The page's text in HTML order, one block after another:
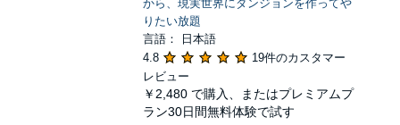
から、現実世界にダンジョンを作ってや
りたい放題
言語： 日本語
4.8
19件のカスタマー
レビュー
￥2,480 で購入、またはプレミアムプ
ラン30日間無料体験で試す